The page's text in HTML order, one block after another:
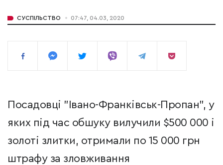
СУСПІЛЬСТВО 07:47, 04.03, 2020
Посадовці "Івано-Франківськ-Пропан", у
яких під час обшуку вилучили $500 000 і
золоті злитки, отримали по 15 000 грн
штрафу за зловживання